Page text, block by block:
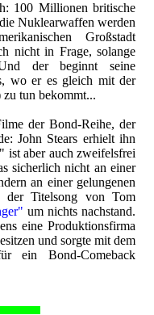
100 Millionen britische
Nuklearwaffen werden
Großstadt
nicht in Frage, solange
der beginnt seine
wo er es gleich mit der
zu tun bekommt...
der Bond-Reihe, der
John Stears erhielt ihn
aber auch zweifelsfrei
sicherlich nicht an einer
an einer gelungenen
der Titelsong von Tom
um nichts nachstand.
eine Produktionsfirma
und sorgte mit dem
ein Bond-Comeback